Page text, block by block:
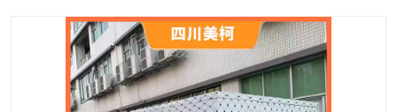
成都冻库，成都冻库价格 绵阳冻库,绵阳保鲜冷库
德阳冻库安装，德阳冷库 广元冻库安装,广元冻库造
价
南充冻库设计,南充冻库安 遂宁冻库